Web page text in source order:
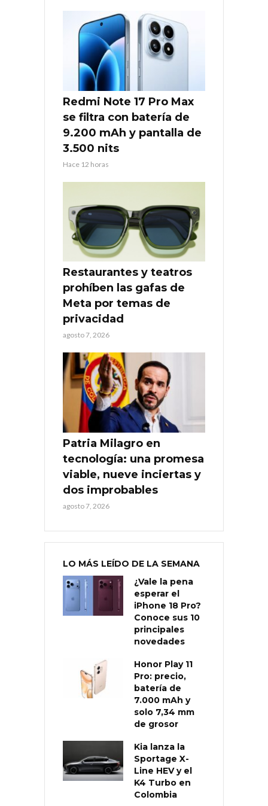
Redmi Note 17 Pro Max
se filtra con batería de
9.200 mAh y pantalla de
3.500 nits
Hace 12 horas
Restaurantes y teatros
prohíben las gafas de
Meta por temas de
privacidad
agosto 7, 2026
Patria Milagro en
tecnología: una promesa
viable, nueve inciertas y
dos improbables
agosto 7, 2026
LO MÁS LEÍDO DE LA SEMANA
¿Vale la pena
esperar el
iPhone 18 Pro?
Conoce sus 10
principales
novedades
Honor Play 11
Pro: precio,
batería de
7.000 mAh y
solo 7,34 mm
de grosor
Kia lanza la
Sportage X-
Line HEV y el
K4 Turbo en
Colombia